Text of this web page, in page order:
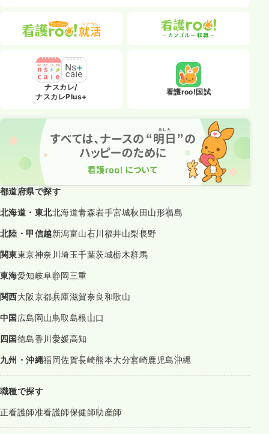
ナスカレ/
ナスカレPlus+
看護roo!国試
都道府県で探す
北海道・東北北海道青森岩手宮城秋田山形福島
北陸・甲信越新潟富山石川福井山梨長野
関東東京神奈川埼玉千葉茨城栃木群馬
東海愛知岐阜静岡三重
関西大阪京都兵庫滋賀奈良和歌山
中国広島岡山鳥取島根山口
四国徳島香川愛媛高知
九州・沖縄福岡佐賀長崎熊本大分宮崎鹿児島沖縄
職種で探す
正看護師准看護師保健師助産師